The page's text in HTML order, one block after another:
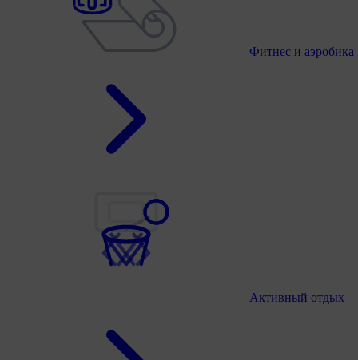
Фитнес и аэробика
Активный отдых